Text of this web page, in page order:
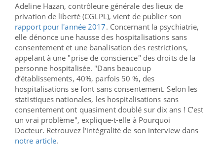
Adeline Hazan, contrôleure générale des lieux de
privation de liberté (CGLPL), vient de publier son
rapport pour l'année 2017. Concernant la psychiatrie,
elle dénonce une hausse des hospitalisations sans
consentement et une banalisation des restrictions,
appelant à une "prise de conscience" des droits de la
personne hospitalisée. "Dans beaucoup
d’établissements, 40%, parfois 50 %, des
hospitalisations se font sans consentement. Selon les
statistiques nationales, les hospitalisations sans
consentement ont quasiment doublé sur dix ans ! C’est
un vrai problème", explique-t-elle à Pourquoi
Docteur. Retrouvez l'intégralité de son interview dans
notre article.